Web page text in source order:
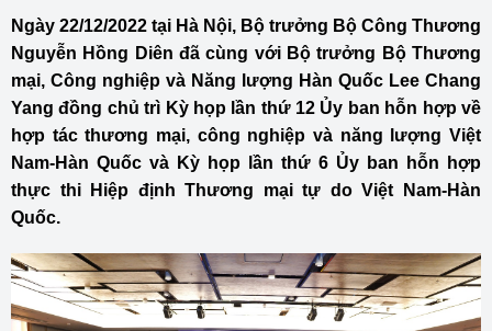
Ngày 22/12/2022 tại Hà Nội, Bộ trưởng Bộ Công Thương
Nguyễn Hồng Diên đã cùng với Bộ trưởng Bộ Thương
mại, Công nghiệp và Năng lượng Hàn Quốc Lee Chang
Yang đồng chủ trì Kỳ họp lần thứ 12 Ủy ban hỗn hợp về
hợp tác thương mại, công nghiệp và năng lượng Việt
Nam-Hàn Quốc và Kỳ họp lần thứ 6 Ủy ban hỗn hợp
thực thi Hiệp định Thương mại tự do Việt Nam-Hàn
Quốc.